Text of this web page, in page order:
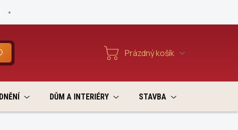
Nákupní
Prázdný košík
DŮM A INTERIÉRY STAVBA